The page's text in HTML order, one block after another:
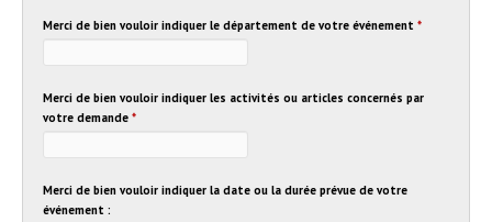
Merci de bien vouloir indiquer le département de votre événement *
Merci de bien vouloir indiquer les activités ou articles concernés par
votre demande *
Merci de bien vouloir indiquer la date ou la durée prévue de votre
événement :